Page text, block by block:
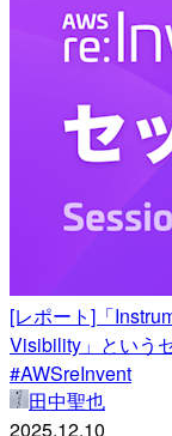
[レポート]「
Visibility」という
#AWSreInvent
田中聖也
2025.12.10